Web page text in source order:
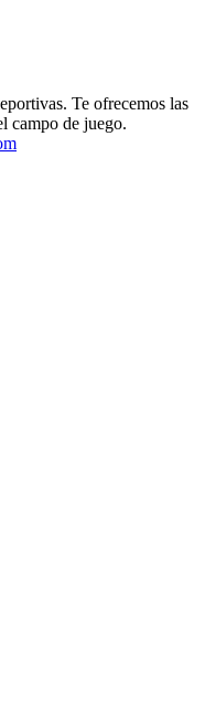
Te ofrecemos las
campo de juego.